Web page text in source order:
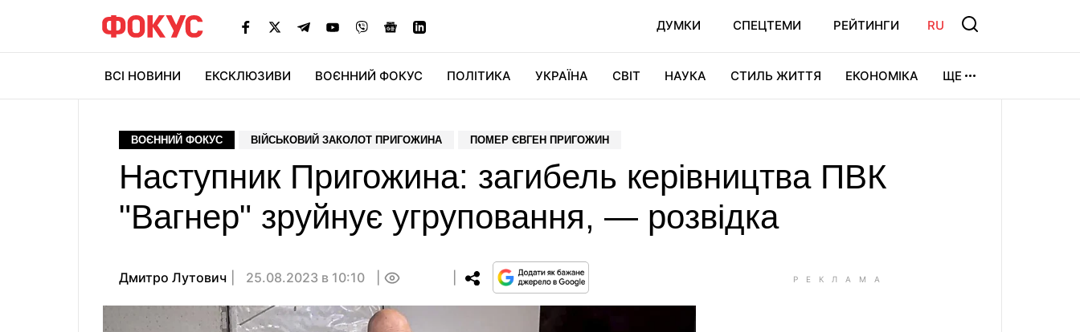
ДУМКИ СПЕЦТЕМИ РЕЙТИНГИ RU
ВСІ НОВИНИ ЕКСКЛЮЗИВИ ВОЄННИЙ ФОКУС ПОЛІТИКА УКРАЇНА СВІТ НАУКА СТИЛЬ ЖИТТЯ ЕКОНОМІКА ЩЕ
ВОЄННИЙ ФОКУС ВІЙСЬКОВИЙ ЗАКОЛОТ ПРИГОЖИНА ПОМЕР ЄВГЕН ПРИГОЖИН
Наступник Пригожина: загибель керівництва ПВК
"Вагнер" зруйнує угруповання, — розвідка
Дмитро Лутович 25.08.2023 в 10:10